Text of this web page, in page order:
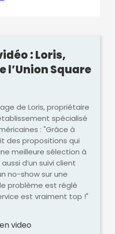
: Loris,
l’Union Square
de Loris, propriétaire
spécialisé
: "Grâce à
des propositions qui
meilleure sélection à
d’un suivi client
no-show sur une
problème est réglé
est vraiment top !"
video